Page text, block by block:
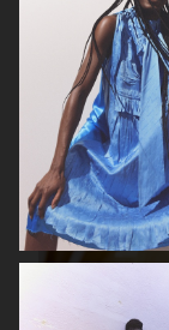
ELLE SWEDEN